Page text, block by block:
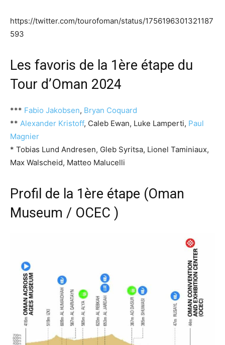
https://twitter.com/tourofoman/status/1756196301321187
593
Les favoris de la 1ère étape du
Tour d’Oman 2024
*** Fabio Jakobsen, Bryan Coquard
** Alexander Kristoff, Caleb Ewan, Luke Lamperti, Paul
Magnier
* Tobias Lund Andresen, Gleb Syritsa, Lionel Taminiaux,
Max Walscheid, Matteo Malucelli
Profil de la 1ère étape (Oman
Museum / OCEC )